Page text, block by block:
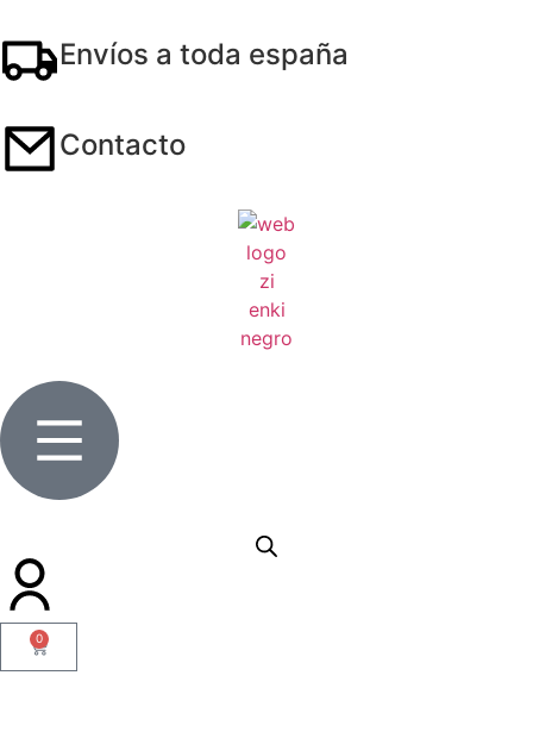
Envíos a toda españa
Contacto
0